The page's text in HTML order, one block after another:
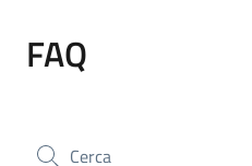
FAQ
Cerca nel sito